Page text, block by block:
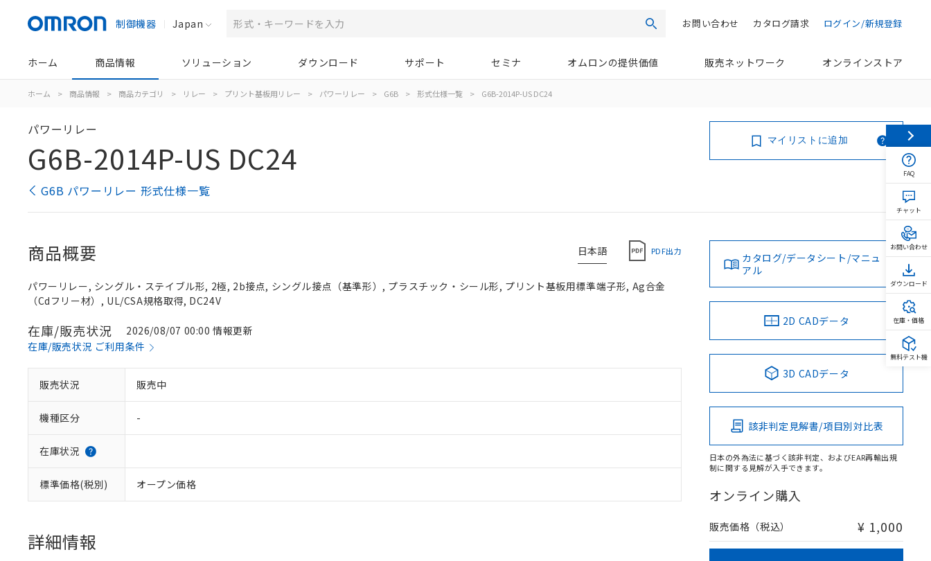
制御機器 Japan 検索 ログイン/新規登録
カタログ請求
お問い合わせ
ホーム 商品情報 ソリューション ダウンロード サポート セミナ オムロンの提供価値 販売ネットワーク オンラインストア
ホーム > 商品情報 > 商品カテゴリ > リレー > プリント基板用リレー > パワーリレー > G6B > 形式仕様一覧 > G6B-2014P-US DC24
パワーリレー
G6B-2014P-US DC24
G6B パワーリレー 形式仕様一覧
マイリストに追加
日本語 PDF出力
商品概要
パワーリレー, シングル・ステイブル形, 2極, 2b接点, シングル接点（基準形）, プラスチック・シール形, プリント基板用標準端子形, Ag合金
（Cdフリー材）, UL/CSA規格取得, DC24V
在庫/販売状況
2026/08/07 00:00 情報更新
在庫/販売状況 ご利用条件
販売状況 販売中
機種区分 -
在庫状況
標準価格(税別) オープン価格
詳細情報
カタログ/データシート/マニュ
アル
2D CADデータ
3D CADデータ
該非判定見解書/項目別対比表
日本の外為法に基づく該非判定、およびEAR再輸出規
制に関する見解が入手できます。
オンライン購入
販売価格（税込） ¥ 1,000
FAQ
チャット
お問い合わせ
ダウンロード
在庫・価格
無料テスト機